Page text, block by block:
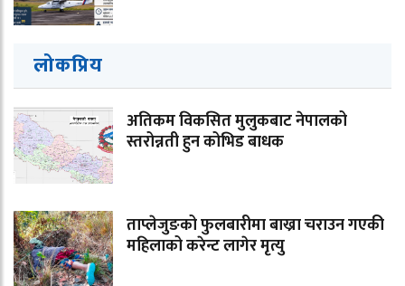
लोकप्रिय
अतिकम विकसित मुलुकबाट नेपालको
स्तरोन्नती हुन कोभिड बाधक
ताप्लेजुङको फुलबारीमा बाख्रा चराउन गएकी
महिलाको करेन्ट लागेर मृत्यु